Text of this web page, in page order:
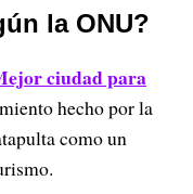
la ONU?
ciudad para
hecho por la
como un